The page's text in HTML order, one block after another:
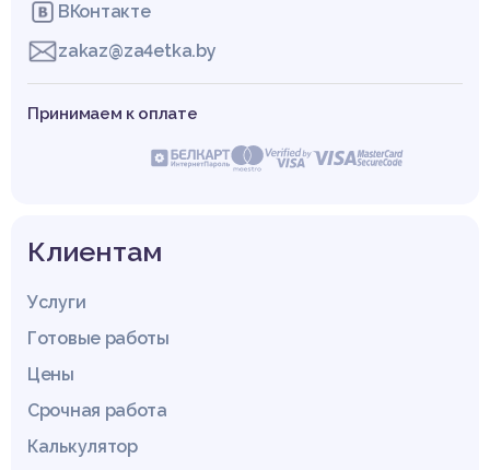
ВКонтакте
zakaz@za4etka.by
Принимаем к оплате
Клиентам
Услуги
Готовые работы
Цены
Срочная работа
Калькулятор